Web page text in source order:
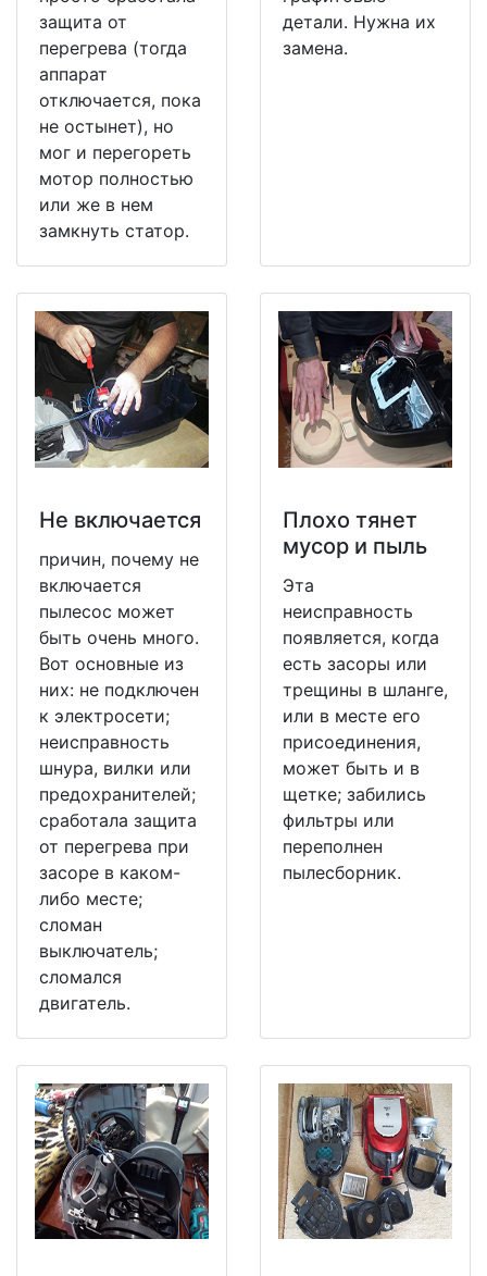
защита от
перегрева (тогда
аппарат
отключается, пока
не остынет), но
мог и перегореть
мотор полностью
или же в нем
замкнуть статор.
детали. Нужна их
замена.
Не включается
причин, почему не
включается
пылесос может
быть очень много.
Вот основные из
них: не подключен
к электросети;
неисправность
шнура, вилки или
предохранителей;
сработала защита
от перегрева при
засоре в каком-
либо месте;
сломан
выключатель;
сломался
двигатель.
Плохо тянет
мусор и пыль
Эта
неисправность
появляется, когда
есть засоры или
трещины в шланге,
или в месте его
присоединения,
может быть и в
щетке; забились
фильтры или
переполнен
пылесборник.